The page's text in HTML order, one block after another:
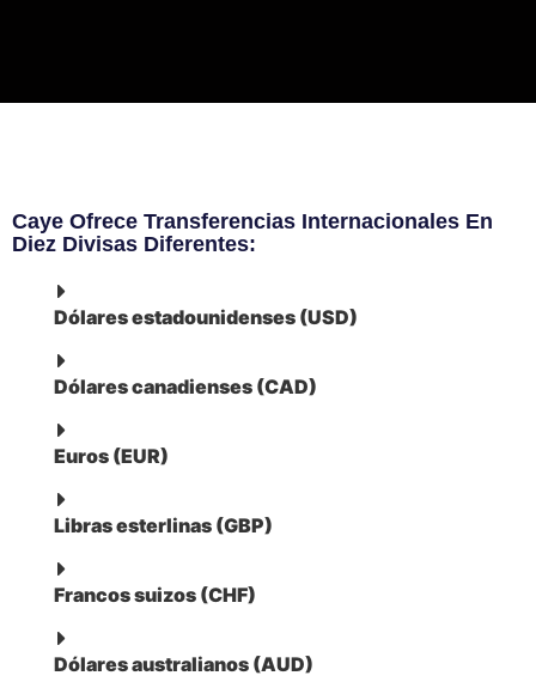
Caye Ofrece Transferencias Internacionales En
Diez Divisas Diferentes:
Dólares estadounidenses (USD)
Dólares canadienses (CAD)
Euros (EUR)
Libras esterlinas (GBP)
Francos suizos (CHF)
Dólares australianos (AUD)